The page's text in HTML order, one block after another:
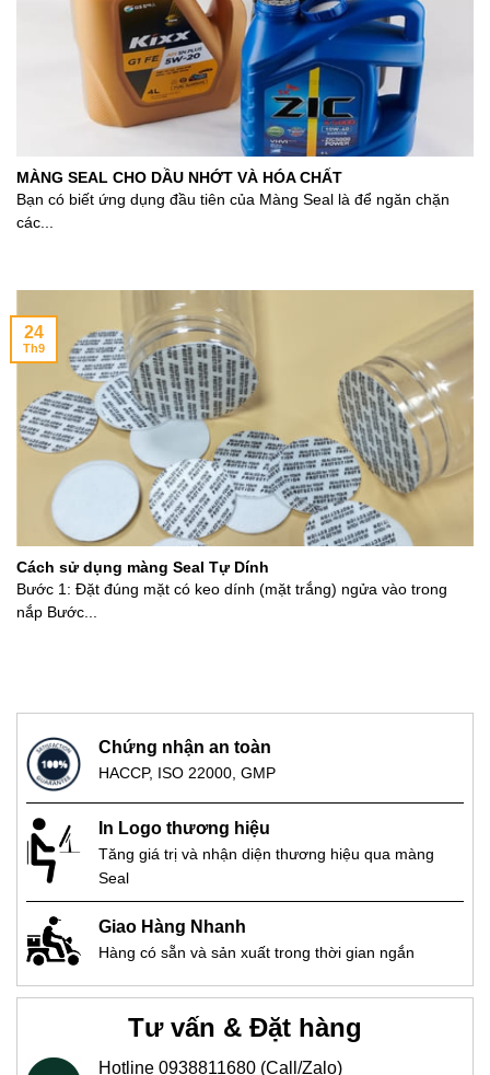
MÀNG SEAL CHO DẦU NHỚT VÀ HÓA CHẤT
Bạn có biết ứng dụng đầu tiên của Màng Seal là để ngăn chặn
các...
Cách sử dụng màng Seal Tự Dính
Bước 1: Đặt đúng mặt có keo dính (mặt trắng) ngửa vào trong
nắp Bước...
24
Th9
Chứng nhận an toàn
HACCP, ISO 22000, GMP
In Logo thương hiệu
Tăng giá trị và nhận diện thương hiệu qua màng
Seal
Giao Hàng Nhanh
Hàng có sẵn và sản xuất trong thời gian ngắn
Tư vấn & Đặt hàng
Hotline 0938811680 (Call/Zalo)